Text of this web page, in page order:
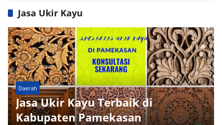
Jasa Ukir Kayu
Daerah
Jasa Ukir Kayu Terbaik di
Kabupaten Pamekasan